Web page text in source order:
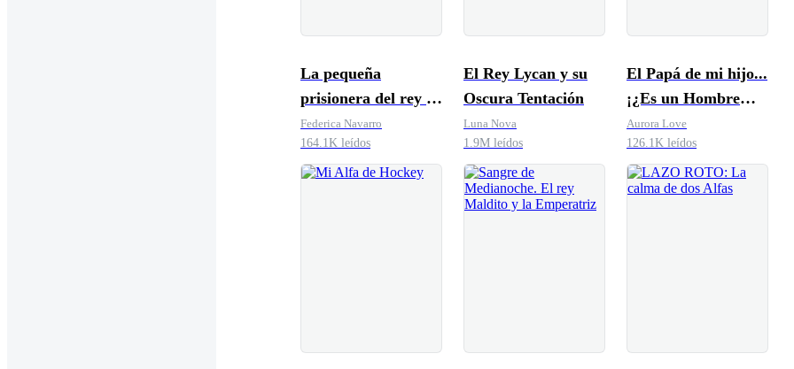
La pequeña
prisionera del rey de
los lobos
Federica Navarro
164.1K leídos
El Rey Lycan y su
Oscura Tentación
Luna Nova
1.9M leídos
El Papá de mi hijo...
¡¿Es un Hombre
Lobo?!
Aurora Love
126.1K leídos